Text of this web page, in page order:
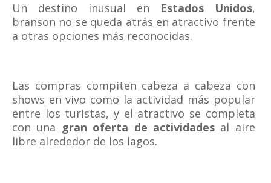
Un destino inusual en Estados Unidos,
branson no se queda atrás en atractivo frente
a otras opciones más reconocidas.
Las compras compiten cabeza a cabeza con
shows en vivo como la actividad más popular
entre los turistas, y el atractivo se completa
con una gran oferta de actividades al aire
libre alrededor de los lagos.